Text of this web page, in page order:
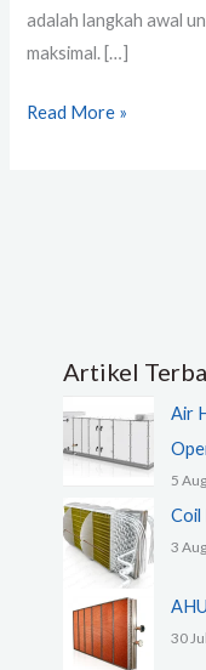
adalah langkah awal
maksimal. […]
Read More »
Artikel
Air
5
Coil
3
30